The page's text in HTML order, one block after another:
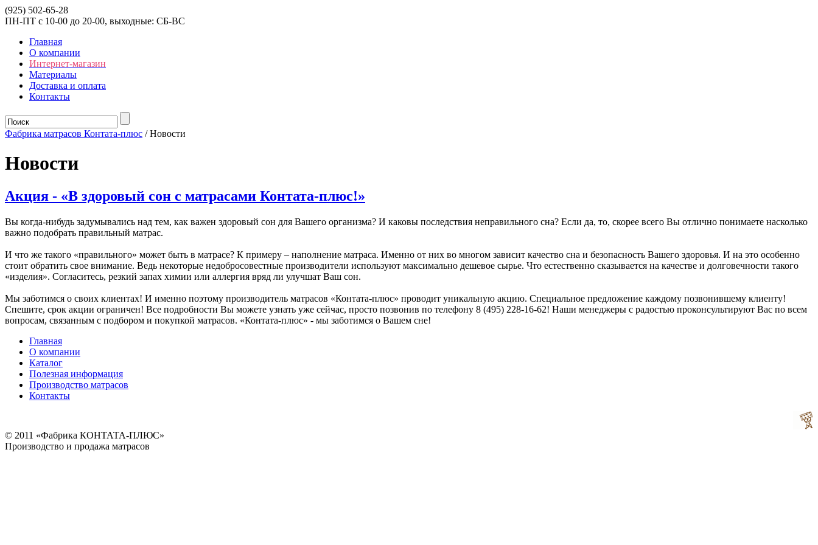
(925) 502-65-28
ПН-ПТ с 10-00 до 20-00, выходные: СБ-ВС
Главная
О компании
Интернет-магазин
Материалы
Доставка и оплата
Контакты
Фабрика матрасов Контата-плюс / Новости
Новости
Акция - «В здоровый сон с матрасами Контата-плюс!»
Вы когда-нибудь задумывались над тем, как важен здоровый сон для Вашего организма? И каковы последствия неправильного сна? Если да, то, скорее всего Вы отлично понимаете насколько
важно подобрать правильный матрас.
И что же такого «правильного» может быть в матрасе? К примеру – наполнение матраса. Именно от них во многом зависит качество сна и безопасность Вашего здоровья. И на это особенно
стоит обратить свое внимание. Ведь некоторые недобросовестные производители используют максимально дешевое сырье. Что естественно сказывается на качестве и долговечности такого
«изделия». Согласитесь, резкий запах химии или аллергия вряд ли улучшат Ваш сон.
Мы заботимся о своих клиентах! И именно поэтому производитель матрасов «Контата-плюс» проводит уникальную акцию. Специальное предложение каждому позвонившему клиенту!
Спешите, срок акции ограничен! Все подробности Вы можете узнать уже сейчас, просто позвонив по телефону 8 (495) 228-16-62! Наши менеджеры с радостью проконсультируют Вас по всем
вопросам, связанным с подбором и покупкой матрасов. «Контата-плюс» - мы заботимся о Вашем сне!
Главная
О компании
Каталог
Полезная информация
Производство матрасов
Контакты
© 2011 «Фабрика КОНТАТА-ПЛЮС»
Производство и продажа матрасов